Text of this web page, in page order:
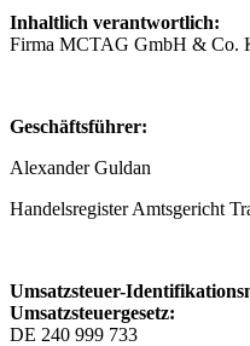
Inhaltlich verantwortlich:
Firma MCTAG GmbH & Co.
Geschäftsführer:
Alexander Guldan
Handelsregister Amtsgericht
Umsatzsteuer-
Umsatzsteuergesetz:
DE 240 999 733